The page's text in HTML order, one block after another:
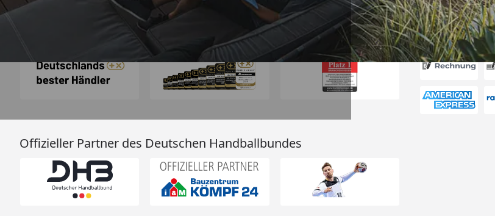
Akzeptierte
Offizieller Partner des Deutschen Handballbundes